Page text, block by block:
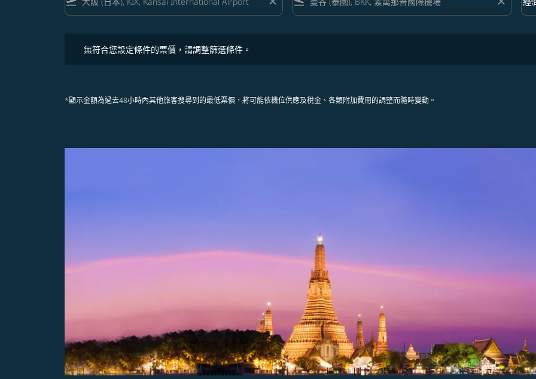
艙
無符合您設定條件的票價，請調整篩選條件。
*顯示金額為過去48小時內其他旅客搜尋到的最低票價，將可能依機位供應及稅金、各類附加費用的調整而隨時變動。